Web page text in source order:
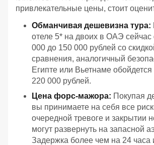
привлекательные цены, стоит
Обманчивая дешевизна тура:
отеле 5* на двоих в ОАЭ сейчас
000 до 150 000 рублей со
сравнения, аналогичный
Египте или Вьетнаме
220 000 рублей.
Цена форс-мажора: Покупая
вы принимаете на себя все
очередной тревоге и закрытии
могут развернуть на запасной
Задержка более чем на 24 часа